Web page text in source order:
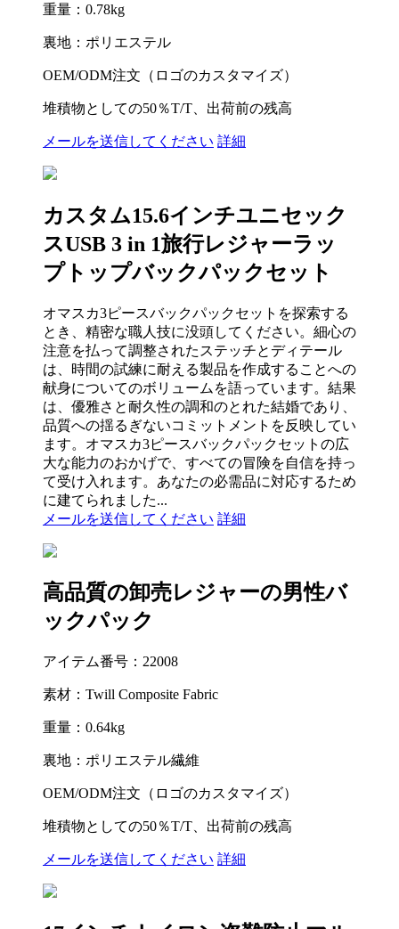
重量：0.78kg
裏地：ポリエステル
OEM/ODM注文（ロゴのカスタマイズ）
堆積物としての50％T/T、出荷前の残高
メールを送信してください 詳細
カスタム15.6インチユニセック
スUSB 3 in 1旅行レジャーラッ
プトップバックパックセット
オマスカ3ピースバックパックセットを探索する
とき、精密な職人技に没頭してください。細心の
注意を払って調整されたステッチとディテール
は、時間の試練に耐える製品を作成することへの
献身についてのボリュームを語っています。結果
は、優雅さと耐久性の調和のとれた結婚であり、
品質への揺るぎないコミットメントを反映してい
ます。オマスカ3ピースバックパックセットの広
大な能力のおかげで、すべての冒険を自信を持っ
て受け入れます。あなたの必需品に対応するため
に建てられました...
メールを送信してください 詳細
高品質の卸売レジャーの男性バ
ックパック
アイテム番号：22008
素材：Twill Composite Fabric
重量：0.64kg
裏地：ポリエステル繊維
OEM/ODM注文（ロゴのカスタマイズ）
堆積物としての50％T/T、出荷前の残高
メールを送信してください 詳細